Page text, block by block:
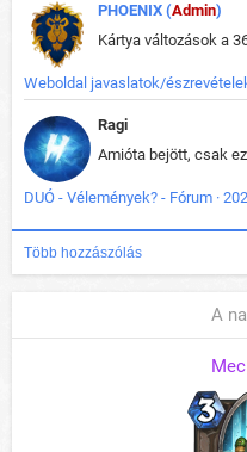
PHOENIX (Admin)
Weboldal javaslatok/
Ragi
DUÓ - Vélemények? - Fórum ·
Több hozzászólás
A